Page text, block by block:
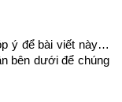
ý để bài viết này…
bên dưới để chúng